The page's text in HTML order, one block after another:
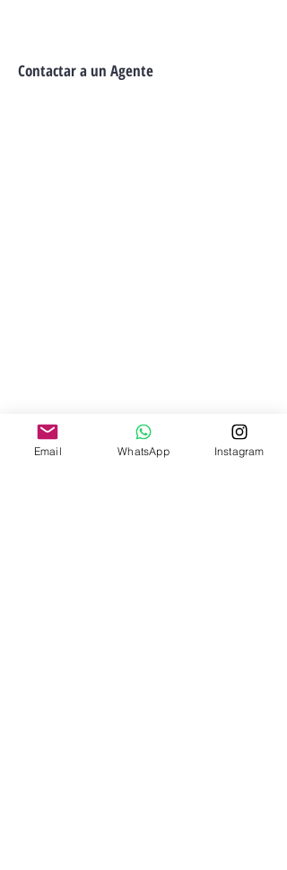
Contactar a un Agente
Email WhatsApp Instagram